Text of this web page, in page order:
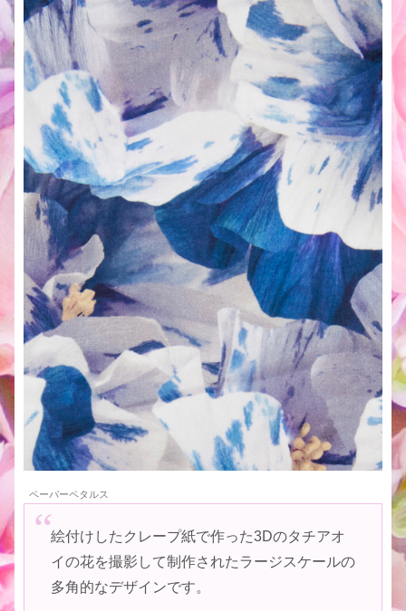
ペーパーペタルス
絵付けしたクレープ紙で作った3Dのタチアオ
イの花を撮影して制作されたラージスケールの
多角的なデザインです。